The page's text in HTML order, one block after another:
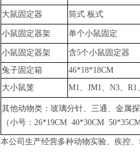
大鼠固定器 筒式 板式
小鼠固定器架 单个小鼠固定
小鼠固定器架 含5个小鼠固定器
兔子固定箱
46*18*18CM
大小鼠笼
M1、JM1、N3、R1
其他动物类：玻璃分针、三通、金属
（小号： 26*19CM 40*30CM
本公司生产经营多种动物实验、疾控